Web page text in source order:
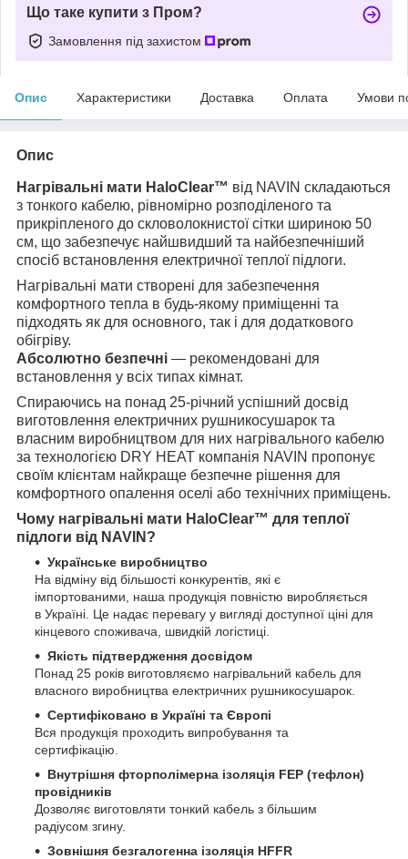
Що таке купити з Пром?
Замовлення під захистом
Опис Характеристики Доставка Оплата Умови
Опис
Нагрівальні мати HaloClear™ від NAVIN складаються
з тонкого кабелю, рівномірно розподіленого та
прикріпленого до скловолокнистої сітки шириною 50
см, що забезпечує найшвидший та найбезпечніший
спосіб встановлення електричної теплої підлоги.
Нагрівальні мати створені для забезпечення
комфортного тепла в будь-якому приміщенні та
підходять як для основного, так і для додаткового
обігріву.
Абсолютно безпечні — рекомендовані для
встановлення у всіх типах кімнат.
Спираючись на понад 25-річний успішний досвід
виготовлення електричних рушникосушарок та
власним виробництвом для них нагрівального кабелю
за технологією DRY HEAT компанія NAVIN пропонує
своїм клієнтам найкраще безпечне рішення для
комфортного опалення оселі або технічних приміщень.
Чому нагрівальні мати HaloClear™ для теплої
підлоги від NAVIN?
Українське виробництво
На відміну від більшості конкурентів, які є
імпортованими, наша продукція повністю виробляється
в Україні. Це надає перевагу у вигляді доступної ціні для
кінцевого споживача, швидкій логістиці.
Якість підтвердження досвідом
Понад 25 років виготовляємо нагрівальний кабель для
власного виробництва електричних рушникосушарок.
Сертифіковано в Україні та Європі
Вся продукція проходить випробування та
сертифікацію.
Внутрішня фторполімерна ізоляція FEP (тефлон)
провідників
Дозволяє виготовляти тонкий кабель з більшим
радіусом згину.
Зовнішня безгалогенна ізоляція HFFR